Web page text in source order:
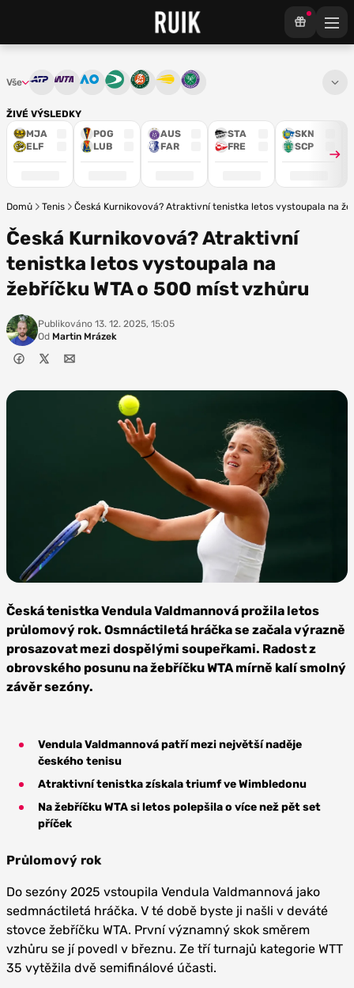
ŽIVÉ VÝSLEDKY
MJA
ELF
POG
LUB
AUS
FAR
STA
FRE
SKN
SCP
Vše WTA Australian Open
Davis CupFrench Open
US OpenWimbledon
Domů Tenis Česká Kurnikovová? Atraktivní tenistka letos vystoupala na
Česká Kurnikovová? Atraktivní
tenistka letos vystoupala na
žebříčku WTA o 500 míst vzhůru
Publikováno 13. 12. 2025, 15:05
Od Martin Mrázek
Profimedia
Česká tenistka Vendula Valdmannová prožila letos
průlomový rok. Osmnáctiletá hráčka se začala výrazně
prosazovat mezi dospělými soupeřkami. Radost z
obrovského posunu na žebříčku WTA mírně kalí smolný
závěr sezóny.
Vendula Valdmannová patří mezi největší naděje
českého tenisu
Atraktivní tenistka získala triumf ve Wimbledonu
Na žebříčku WTA si letos polepšila o více než pět set
příček
Průlomový rok
Do sezóny 2025 vstoupila Vendula Valdmannová jako
sedmnáctiletá hráčka. V té době byste ji našli v deváté
stovce žebříčku WTA. První významný skok směrem
vzhůru se jí povedl v březnu. Ze tří turnajů kategorie WTT
35 vytěžila dvě semifinálové účasti.